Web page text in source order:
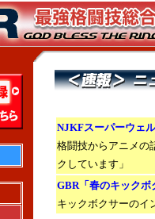
NJKFスーパーウェ
格闘技からアニメの
クしています」
GBR「春のキック
キックボクサーのイ